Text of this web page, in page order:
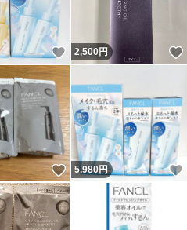
いいね！
2,500円
いいね！
5,980円